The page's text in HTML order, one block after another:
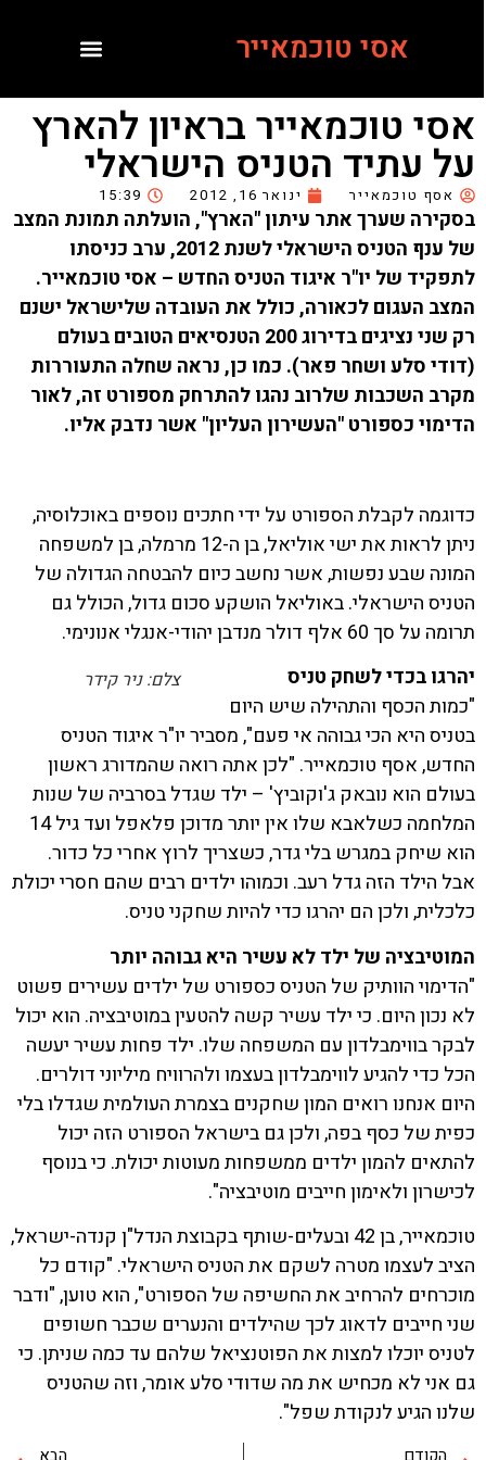
אסי טוכמאייר
אסי טוכמאייר בראיון להארץ
על עתיד הטניס הישראלי
אסף טוכמאייר ינואר 16, 2012 15:39
בסקירה שערך אתר עיתון "הארץ", הועלתה תמונת המצב
של ענף הטניס הישראלי לשנת 2012, ערב כניסתו
לתפקיד של יו"ר איגוד הטניס החדש – אסי טוכמאייר.
המצב העגום לכאורה, כולל את העובדה שלישראל ישנם
רק שני נציגים בדירוג 200 הטנסיאים הטובים בעולם
(דודי סלע ושחר פאר). כמו כן, נראה שחלה התעוררות
מקרב השכבות שלרוב נהגו להתרחק מספורט זה, לאור
הדימוי כספורט "העשירון העליון" אשר נדבק אליו.
כדוגמה לקבלת הספורט על ידי חתכים נוספים באוכלוסיה,
ניתן לראות את ישי אוליאל, בן ה-12 מרמלה, בן למשפחה
המונה שבע נפשות, אשר נחשב כיום להבטחה הגדולה של
הטניס הישראלי. באוליאל הושקע סכום גדול, הכולל גם
תרומה על סך 60 אלף דולר מנדבן יהודי-אנגלי אנונימי.
צלם: ניר קידר
יהרגו בכדי לשחק טניס
"כמות הכסף והתהילה שיש היום
בטניס היא הכי גבוהה אי פעם", מסביר יו"ר איגוד הטניס
החדש, אסף טוכמאייר. "לכן אתה רואה שהמדורג ראשון
בעולם הוא נובאק ג'וקוביץ' – ילד שגדל בסרביה של שנות
המלחמה כשלאבא שלו אין יותר מדוכן פלאפל ועד גיל 14
הוא שיחק במגרש בלי גדר, כשצריך לרוץ אחרי כל כדור.
אבל הילד הזה גדל רעב. וכמוהו ילדים רבים שהם חסרי יכולת
כלכלית, ולכן הם יהרגו כדי להיות שחקני טניס.
המוטיבציה של ילד לא עשיר היא גבוהה יותר
"הדימוי הוותיק של הטניס כספורט של ילדים עשירים פשוט
לא נכון היום. כי ילד עשיר קשה להטעין במוטיבציה. הוא יכול
לבקר בווימבלדון עם המשפחה שלו. ילד פחות עשיר יעשה
הכל כדי להגיע לווימבלדון בעצמו ולהרוויח מיליוני דולרים.
היום אנחנו רואים המון שחקנים בצמרת העולמית שגדלו בלי
כפית של כסף בפה, ולכן גם בישראל הספורט הזה יכול
להתאים להמון ילדים ממשפחות מעוטות יכולת. כי בנוסף
לכישרון ולאימון חייבים מוטיבציה".
טוכמאייר, בן 42 ובעלים-שותף בקבוצת הנדל"ן קנדה-ישראל,
הציב לעצמו מטרה לשקם את הטניס הישראלי. "קודם כל
מוכרחים להרחיב את החשיפה של הספורט", הוא טוען, "ודבר
שני חייבים לדאוג לכך שהילדים והנערים שכבר חשופים
לטניס יוכלו למצות את הפוטנציאל שלהם עד כמה שניתן. כי
גם אני לא מכחיש את מה שדודי סלע אומר, וזה שהטניס
שלנו הגיע לנקודת שפל".